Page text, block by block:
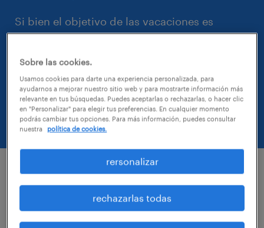
Si bien el objetivo de las vacaciones es
actividades recreativas; según el estudio
“Tendencias de Capital Humano” de
Randstad, 61% de los trabajadores sufre
estrés post vacacional.
descarga el estudio
nombre y apellido* *
Sobre las cookies.
Usamos cookies para darte una experiencia personalizada, para
ayudarnos a mejorar nuestro sitio web y para mostrarte información más
relevante en tus búsquedas. Puedes aceptarlas o rechazarlas, o hacer clic
en "Personalizar" para elegir tus preferencias. En cualquier momento
podrás cambiar tus opciones. Para más información, puedes consultar
nuestra
política de cookies.
rersonalizar
rechazarlas todas